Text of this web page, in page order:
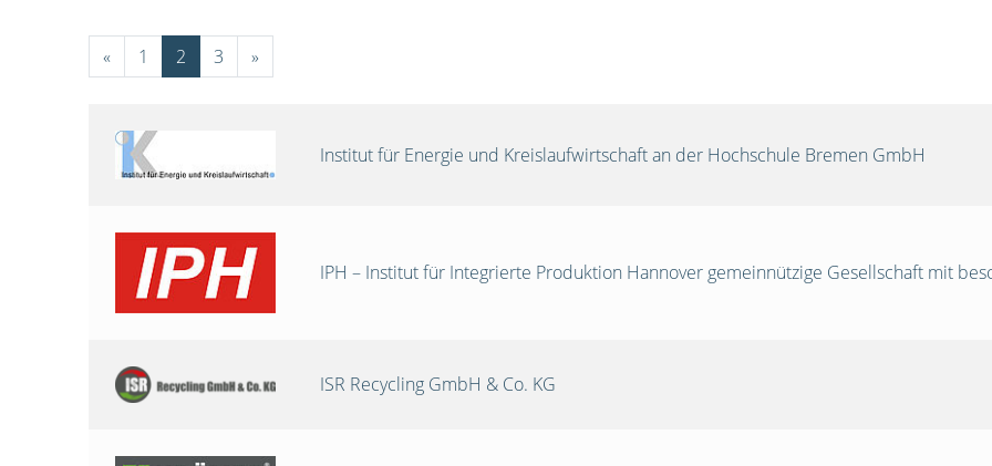
« 1 2 3 »
Institut für Energie und Kreislaufwirtschaft an der Hochschule Bremen GmbH
IPH – Institut für Integrierte Produktion Hannover gemeinnützige Gesellschaft mit
ISR Recycling GmbH & Co. KG